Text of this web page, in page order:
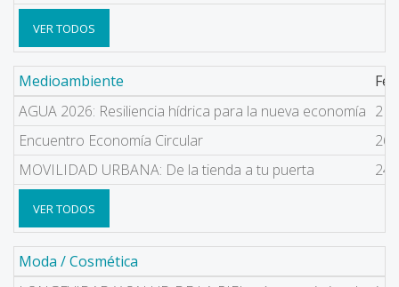
VER TODOS
Medioambiente
AGUA 2026: Resiliencia hídrica para la nueva economía 2
Encuentro Economía Circular
26
MOVILIDAD URBANA: De la tienda a tu puerta
24
VER TODOS
Moda / Cosmética